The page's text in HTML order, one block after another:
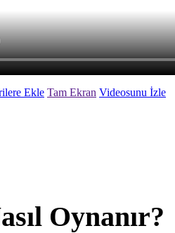
Ekle Tam Ekran Videosunu İzle
Oynanır?